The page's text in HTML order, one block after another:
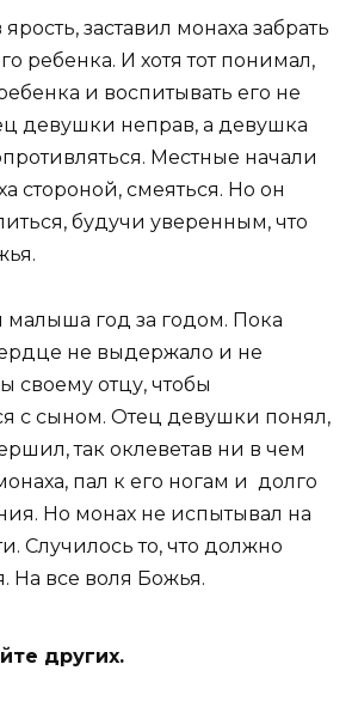
заставил монаха забрать
ребенка. И хотя тот понимал,
и воспитывать его не
девушки неправ, а девушка
Местные начали
стороной, смеяться. Но он
будучи уверенным, что
малыша год за годом. Пока
не выдержало и не
своему отцу, чтобы
с сыном. Отец девушки понял,
так оклеветав ни в чем
пал к его ногам и долго
Но монах не испытывал на
Случилось то, что должно
На все воля Божья.
других.